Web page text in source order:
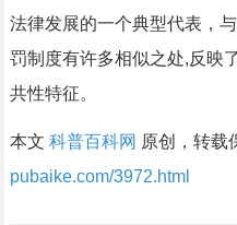
法律发展的一个典型代表，
罚制度有许多相似之处,反映
共性特征。
本文 科普百科网 原创，转载
pubaike.com/3972.html